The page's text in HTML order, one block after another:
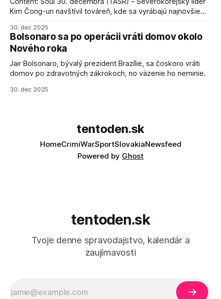
Kim Čong-un navštívil továreň, kde sa vyrábajú najnovšie
schopnosti. Informovali o tom štátne médiá KĽDR, na ktoré
sa odvoláva agentúra AFP.
30. dec 2025
Bolsonaro sa po operácii vráti domov okolo
Nového roka
Jair Bolsonaro, bývalý prezident Brazílie, sa čoskoro vráti
domov po zdravotných zákrokoch, no väzenie ho neminie.
30. dec 2025
tentoden.sk
HomeCrimiWarSportSlovakiaNewsfeed
Powered by Ghost
tentoden.sk
Tvoje denne spravodajstvo, kalendár a
zaujímavosti